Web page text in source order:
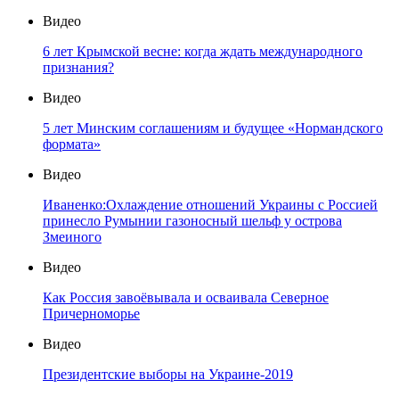
Видео
6 лет Крымской весне: когда ждать международного
признания?
Видео
5 лет Минским соглашениям и будущее «Нормандского
формата»
Видео
Иваненко:Охлаждение отношений Украины с Россией
принесло Румынии газоносный шельф у острова
Змеиного
Видео
Как Россия завоёвывала и осваивала Северное
Причерноморье
Видео
Президентские выборы на Украине-2019